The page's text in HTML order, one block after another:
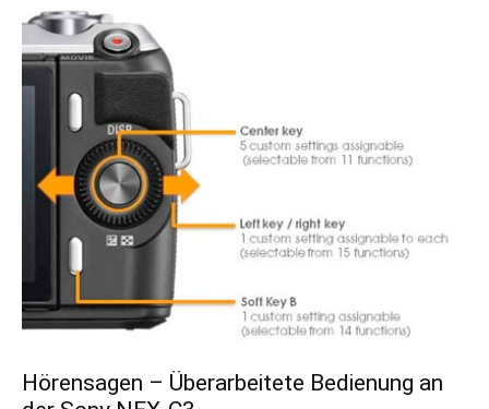
Hörensagen – Überarbeitete Bedienung an